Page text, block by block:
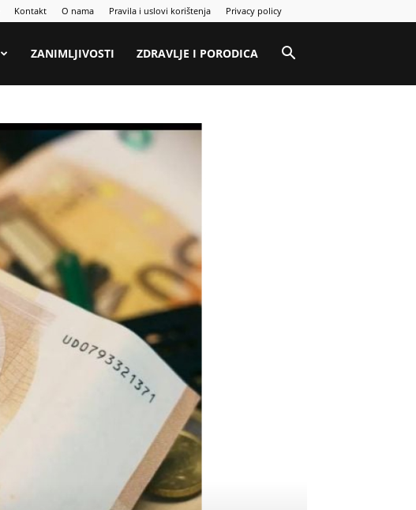
Kontakt O nama Pravila i uslovi korištenja Privacy policy
ZANIMLJIVOSTI ZDRAVLJE I PORODICA